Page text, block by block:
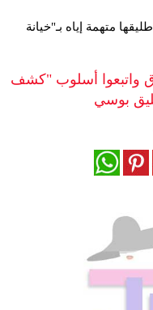
ديكورمتهمة إياه بـ"خيانة
واتبعوا أسلوب "كشف
بوسي